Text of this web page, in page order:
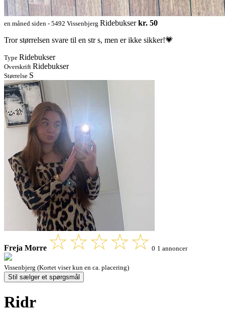
en måned siden - 5492 Vissenbjerg Ridebukserkr. 50
Tror størrelsen svare til en str s, men er ikke sikker!💗
Type Ridebukser
Overskrift Ridebukser
Størrelse S
Freja Morre 0 1 annoncer
Vissenbjerg (Kortet viser kun en ca. placering)
Stil sælger et spørgsmål
Ridr